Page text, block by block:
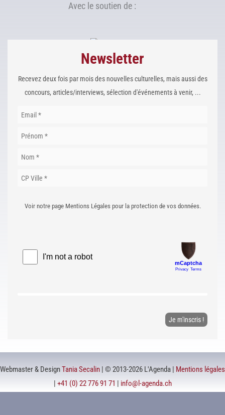
Avec le soutien de :
Newsletter
Recevez deux fois par mois des nouvelles culturelles, mais aussi des
concours, articles/interviews, sélection d'événements à venir, ...
Voir notre page Mentions Légales pour la protection de vos données.
Webmaster & DesignTania Secalin | © 2013-2026 L'Agenda | Mentions légales
| +41 (0) 22 776 91 71 | info@l-agenda.ch